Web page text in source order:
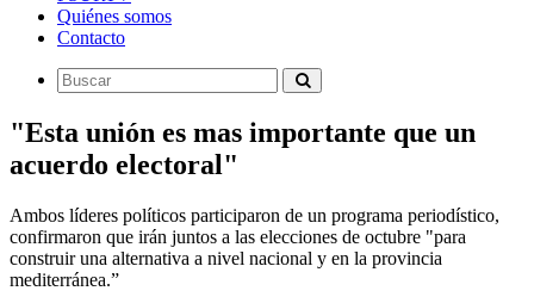
Quiénes somos
Contacto
"Esta unión es mas importante que un
acuerdo electoral"
Ambos líderes políticos participaron de un programa periodístico,
confirmaron que irán juntos a las elecciones de octubre "para
construir una alternativa a nivel nacional y en la provincia
mediterránea.”